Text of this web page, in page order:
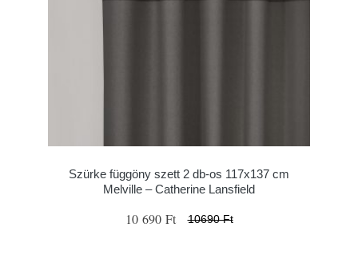
Szürke függöny szett 2 db-os 117x137 cm
Melville – Catherine Lansfield
10 690 Ft 10690 Ft